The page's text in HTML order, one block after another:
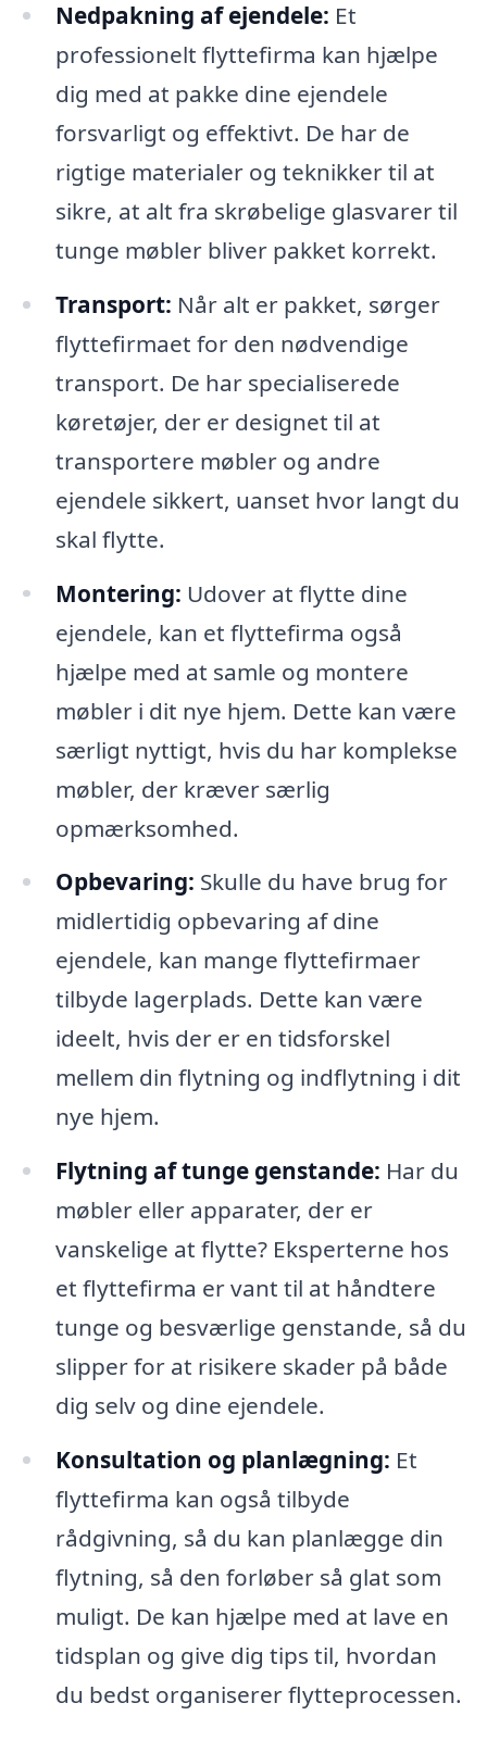
Nedpakning af ejendele: Et
professionelt flyttefirma kan hjælpe
dig med at pakke dine ejendele
forsvarligt og effektivt. De har de
rigtige materialer og teknikker til at
sikre, at alt fra skrøbelige glasvarer til
tunge møbler bliver pakket korrekt.
Transport: Når alt er pakket, sørger
flyttefirmaet for den nødvendige
transport. De har specialiserede
køretøjer, der er designet til at
transportere møbler og andre
ejendele sikkert, uanset hvor langt du
skal flytte.
Montering: Udover at flytte dine
ejendele, kan et flyttefirma også
hjælpe med at samle og montere
møbler i dit nye hjem. Dette kan være
særligt nyttigt, hvis du har komplekse
møbler, der kræver særlig
opmærksomhed.
Opbevaring: Skulle du have brug for
midlertidig opbevaring af dine
ejendele, kan mange flyttefirmaer
tilbyde lagerplads. Dette kan være
ideelt, hvis der er en tidsforskel
mellem din flytning og indflytning i dit
nye hjem.
Flytning af tunge genstande: Har du
møbler eller apparater, der er
vanskelige at flytte? Eksperterne hos
et flyttefirma er vant til at håndtere
tunge og besværlige genstande, så du
slipper for at risikere skader på både
dig selv og dine ejendele.
Konsultation og planlægning: Et
flyttefirma kan også tilbyde
rådgivning, så du kan planlægge din
flytning, så den forløber så glat som
muligt. De kan hjælpe med at lave en
tidsplan og give dig tips til, hvordan
du bedst organiserer flytteprocessen.